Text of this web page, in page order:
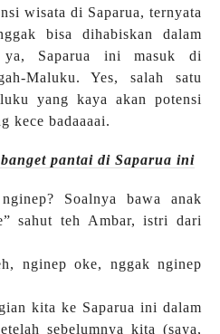
wisata di Saparua, ternyata
bisa dihabiskan dalam
Saparua ini masuk di
Maluku. Yes, salah satu
yang kaya akan potensi
kece badaaaai.
pantai di Saparua ini
Soalnya bawa anak
sahut teh Ambar, istri dari
nginep oke, nggak nginep
kita ke Saparua ini dalam
sebelumnya kita (saya,